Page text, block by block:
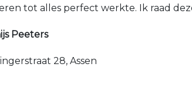
tot alles perfect werkte. Ik raad
Peeters
28, Assen